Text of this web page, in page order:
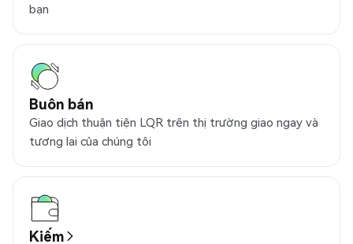
bạn
Buôn bán
Giao dịch thuận tiện LQR trên thị trường giao ngay và
tương lai của chúng tôi
Kiếm